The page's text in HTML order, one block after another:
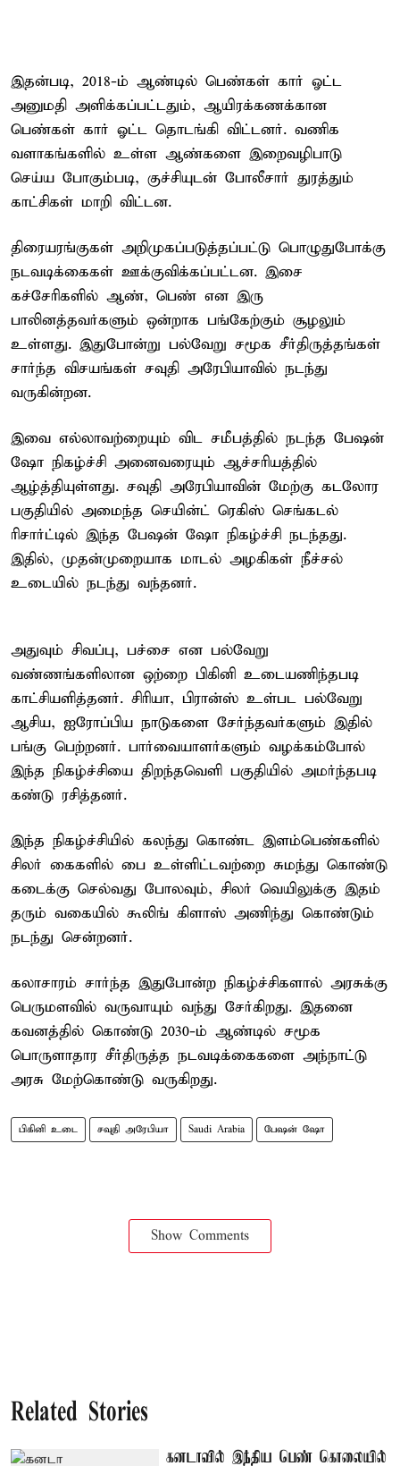
இதன்படி, 2018-ம் ஆண்டில் பெண்கள் கார் ஓட்ட
அனுமதி அளிக்கப்பட்டதும், ஆயிரக்கணக்கான
பெண்கள் கார் ஓட்ட தொடங்கி விட்டனர். வணிக
வளாகங்களில் உள்ள ஆண்களை இறைவழிபாடு
செய்ய போகும்படி, குச்சியுடன் போலீசார் துரத்தும்
காட்சிகள் மாறி விட்டன.
திரையரங்குகள் அறிமுகப்படுத்தப்பட்டு பொழுதுபோக்கு
நடவடிக்கைகள் ஊக்குவிக்கப்பட்டன. இசை
கச்சேரிகளில் ஆண், பெண் என இரு
பாலினத்தவர்களும் ஒன்றாக பங்கேற்கும் சூழலும்
உள்ளது. இதுபோன்று பல்வேறு சமூக சீர்திருத்தங்கள்
சார்ந்த விசயங்கள் சவுதி அரேபியாவில் நடந்து
வருகின்றன.
இவை எல்லாவற்றையும் விட சமீபத்தில் நடந்த பேஷன்
ஷோ நிகழ்ச்சி அனைவரையும் ஆச்சரியத்தில்
ஆழ்த்தியுள்ளது. சவுதி அரேபியாவின் மேற்கு கடலோர
பகுதியில் அமைந்த செயின்ட் ரெகிஸ் செங்கடல்
ரிசார்ட்டில் இந்த பேஷன் ஷோ நிகழ்ச்சி நடந்தது.
இதில், முதன்முறையாக மாடல் அழகிகள் நீச்சல்
உடையில் நடந்து வந்தனர்.
அதுவும் சிவப்பு, பச்சை என பல்வேறு
வண்ணங்களிலான ஒற்றை பிகினி உடையணிந்தபடி
காட்சியளித்தனர். சிரியா, பிரான்ஸ் உள்பட பல்வேறு
ஆசிய, ஐரோப்பிய நாடுகளை சேர்ந்தவர்களும் இதில்
பங்கு பெற்றனர். பார்வையாளர்களும் வழக்கம்போல்
இந்த நிகழ்ச்சியை திறந்தவெளி பகுதியில் அமர்ந்தபடி
கண்டு ரசித்தனர்.
இந்த நிகழ்ச்சியில் கலந்து கொண்ட இளம்பெண்களில்
சிலர் கைகளில் பை உள்ளிட்டவற்றை சுமந்து கொண்டு
கடைக்கு செல்வது போலவும், சிலர் வெயிலுக்கு இதம்
தரும் வகையில் கூலிங் கிளாஸ் அணிந்து கொண்டும்
நடந்து சென்றனர்.
கலாசாரம் சார்ந்த இதுபோன்ற நிகழ்ச்சிகளால் அரசுக்கு
பெருமளவில் வருவாயும் வந்து சேர்கிறது. இதனை
கவனத்தில் கொண்டு 2030-ம் ஆண்டில் சமூக
பொருளாதார சீர்திருத்த நடவடிக்கைகளை அந்நாட்டு
அரசு மேற்கொண்டு வருகிறது.
பிகினி உடை சவுதி அரேபியா Saudi Arabia பேஷன் ஷோ
Show Comments
Related Stories
கனடாவில் இந்திய பெண் கொலையில்